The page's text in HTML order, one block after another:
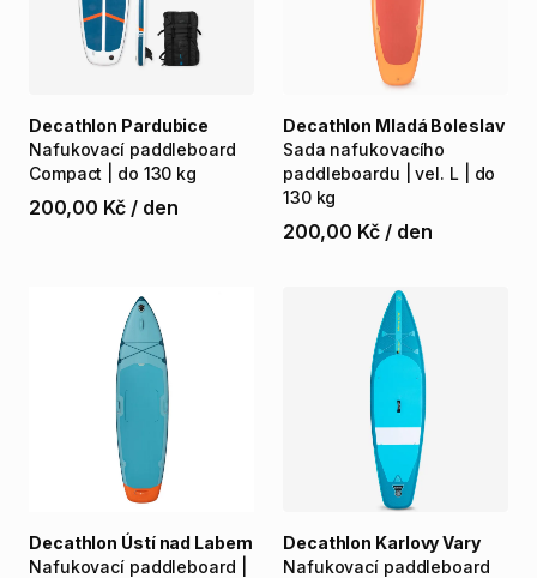
Nafukovací paddleboard
Compact
do 130 kg
Decathlon Pardubice
200,00 Kč / den
Sada nafukovacího
paddleboardu
vel. L
do
130 kg
Decathlon Mladá Boleslav
200,00 Kč / den
Nafukovací paddleboard
Decathlon Ústí nad Labem
Nafukovací paddleboard
Decathlon Karlovy Vary